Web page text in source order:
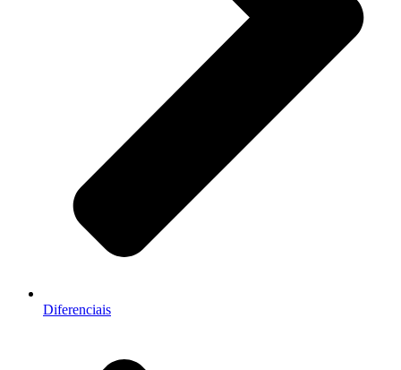
Diferenciais